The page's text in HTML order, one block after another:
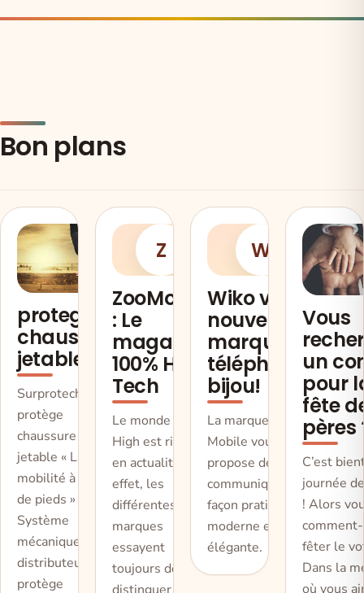
Bon plans
protege
chaussure
jetable
Surprotech le
protège
chaussure
jetable « La
mobilité à portée
de pieds »
Système
mécanique de
distributeur de
protège
Z
ZooMobile
: Le
magazine
100% High
Tech
Le monde du
High est riche
en actualité. En
effet, les
différentes
marques
essayent
toujours de se
W
Wiko votre
nouvelle
marque de
téléphone-
bijou!
La marque Wiko
Mobile vous
propose de
communiquer de
façon pratique
moderne et
élégante.
Vous
un
pour
fête
pères
C’est
journée
! Alors
fêter le
Dans la
où vous